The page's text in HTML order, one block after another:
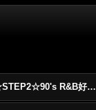
☆STEP2☆90's R&B好きに自信を持ってオススメ出来る00's R&B Best 100 !!!